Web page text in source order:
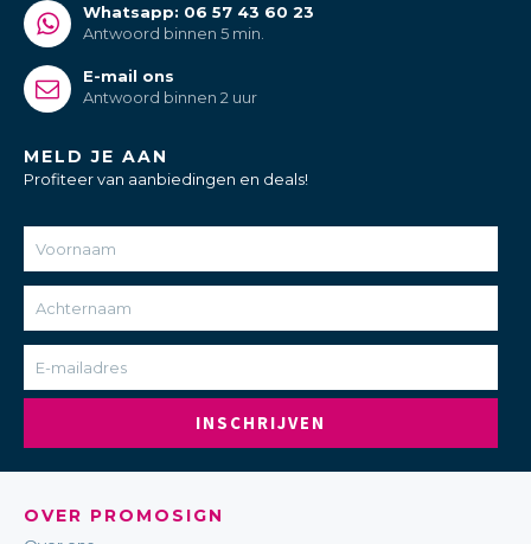
Whatsapp: 06 57 43 60 23
Antwoord binnen 5 min.
E-mail ons
Antwoord binnen 2 uur
MELD JE AAN
Profiteer van aanbiedingen en deals!
INSCHRIJVEN
OVER PROMOSIGN